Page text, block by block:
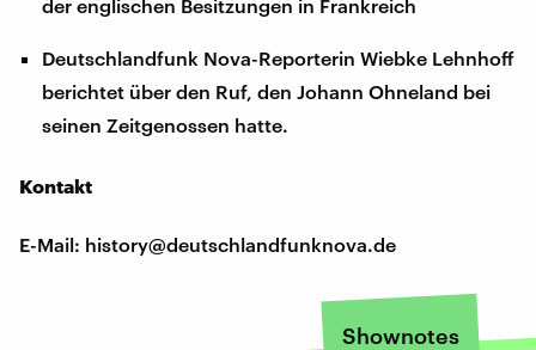
der englischen Besitzungen in Frankreich
Deutschlandfunk Nova-Reporterin Wiebke Lehnhoff
berichtet über den Ruf, den Johann Ohneland bei
seinen Zeitgenossen hatte.
Kontakt
E-Mail: history@deutschlandfunknova.de
Shownotes